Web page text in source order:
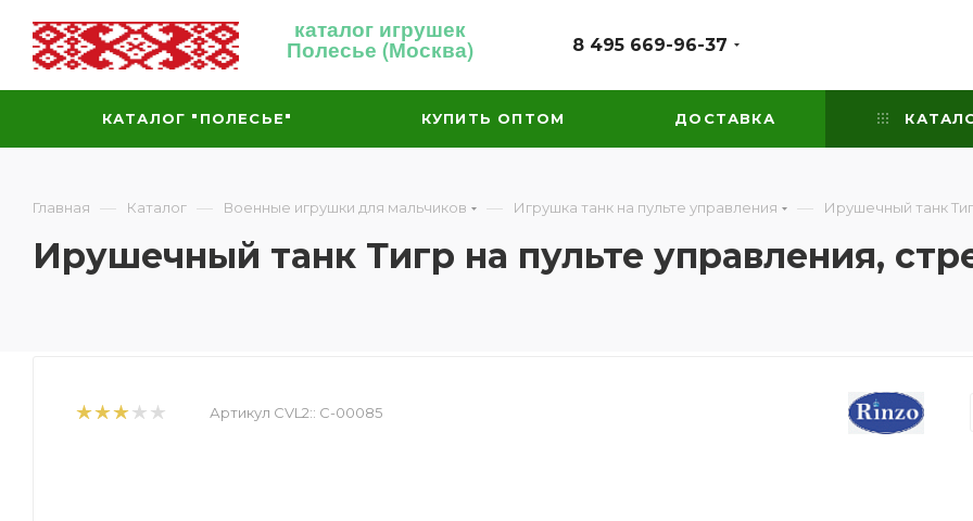
каталог игрушек
Полесье (Москва) 8 495 669-96-37
КАТАЛОГ "ПОЛЕСЬЕ" КУПИТЬ ОПТОМ ДОСТАВКА
Главная — Каталог — Военные игрушки для мальчиков — Игрушка танк на пульте управления — Ирушечный танк
Ирушечный танк Тигр на пульте управления,
Артикул CVL2:: С-00085